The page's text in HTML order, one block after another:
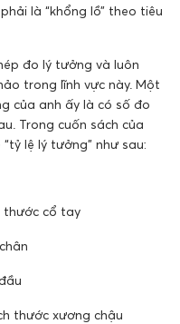
là “khổng lồ” theo tiêu
đo lý tưởng và luôn
trong lĩnh vực này. Một
của anh ấy là có số đo
Trong cuốn sách của
lệ lý tưởng” như sau:
thước cổ tay
thước xương chậu